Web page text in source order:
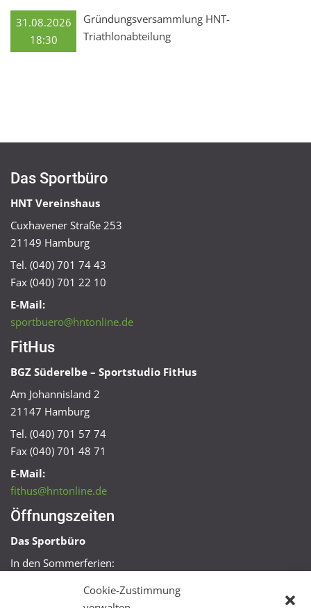
Cookie-Zustimmung
31.08.2026
18:30
Gründungsversammlung HNT-
Triathlonabteilung
Das Sportbüro
HNT Vereinshaus
Cuxhavener Straße 253
21149 Hamburg
Tel. (040) 701 74 43
Fax (040) 701 22 10
E-Mail:
sportbuero@hntonline.de
FitHus
BGZ Süderelbe – Sportstudio FitHus
Am Johannisland 2
21147 Hamburg
Tel. (040) 701 57 74
Fax (040) 701 48 71
E-Mail:
fithus@hntonline.de
Öffnungszeiten
Das Sportbüro
In den Sommerferien:
Mo + Mi 16:00 – 18:00 Uhr